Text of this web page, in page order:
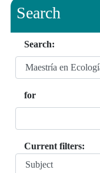
Search
Search:
for
Current filters: